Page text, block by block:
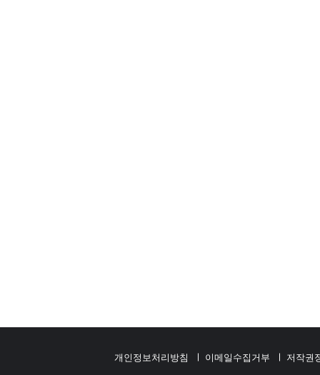
개인정보처리방침 이메일수집거부 저작권